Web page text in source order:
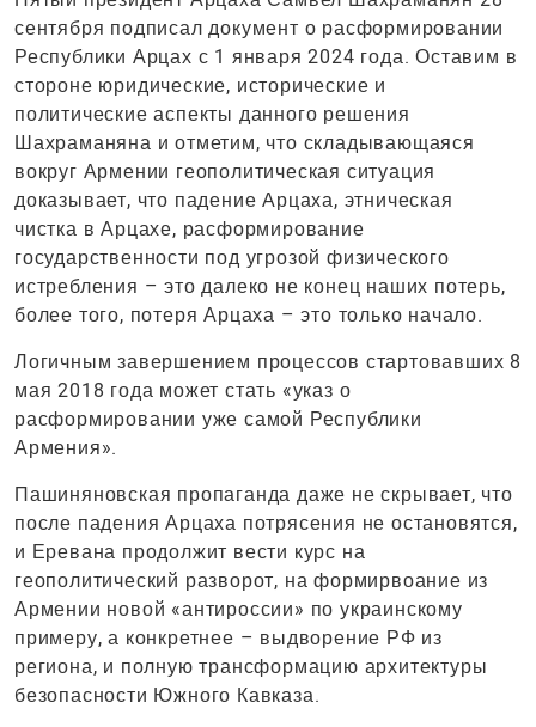
сентября подписал документ о расформировании
Республики Арцах с 1 января 2024 года. Оставим в
стороне юридические, исторические и
политические аспекты данного решения
Шахраманяна и отметим, что складывающаяся
вокруг Армении геополитическая ситуация
доказывает, что падение Арцаха, этническая
чистка в Арцахе, расформирование
государственности под угрозой физического
истребления – это далеко не конец наших потерь,
более того, потеря Арцаха – это только начало.
Логичным завершением процессов стартовавших 8
мая 2018 года может стать «указ о
расформировании уже самой Республики
Армения».
Пашиняновская пропаганда даже не скрывает, что
после падения Арцаха потрясения не остановятся,
и Еревана продолжит вести курс на
геополитический разворот, на формирвоание из
Армении новой «антироссии» по украинскому
примеру, а конкретнее – выдворение РФ из
региона, и полную трансформацию архитектуры
безопасности Южного Кавказа.